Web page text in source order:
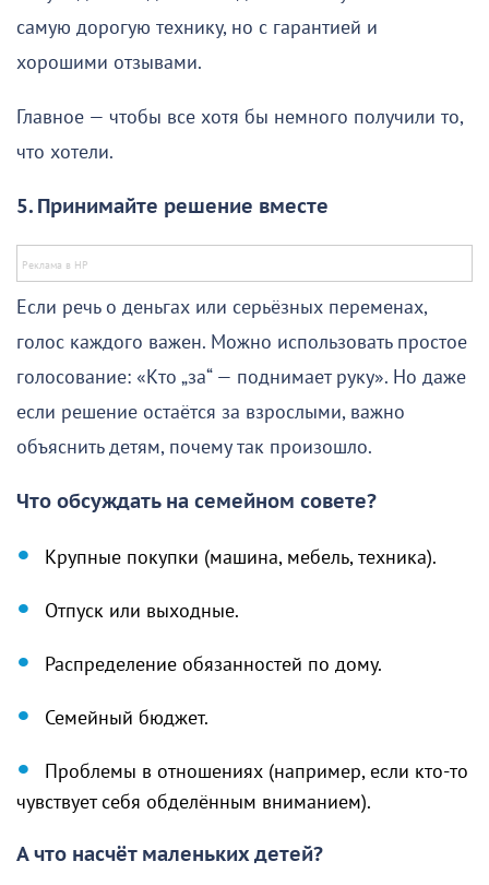
самую дорогую технику, но с гарантией и
хорошими отзывами.
Главное — чтобы все хотя бы немного получили то,
что хотели.
5. Принимайте решение вместе
Если речь о деньгах или серьёзных переменах,
голос каждого важен. Можно использовать простое
голосование: «Кто „за“ — поднимает руку». Но даже
если решение остаётся за взрослыми, важно
объяснить детям, почему так произошло.
Что обсуждать на семейном совете?
Крупные покупки (машина, мебель, техника).
Отпуск или выходные.
Распределение обязанностей по дому.
Семейный бюджет.
Проблемы в отношениях (например, если кто-то
чувствует себя обделённым вниманием).
А что насчёт маленьких детей?